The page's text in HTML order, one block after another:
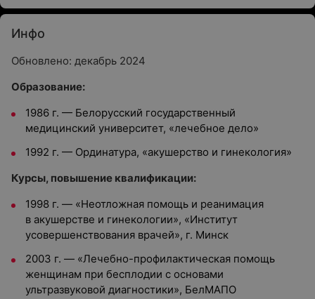
Инфо
Обновлено: декабрь 2024
Образование:
1986 г. — Белорусский государственный
медицинский университет, «лечебное дело»
1992 г. — Ординатура, «акушерство и гинекология»
Курсы, повышение квалификации:
1998 г. — «Неотложная помощь и реанимация
в акушерстве и гинекологии», «Институт
усовершенствования врачей», г. Минск
2003 г. — «Лечебно-профилактическая помощь
женщинам при бесплодии с основами
ультразвуковой диагностики», БелМАПО